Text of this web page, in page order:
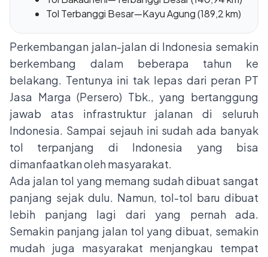
Tol Terbanggi Besar—Kayu Agung (189,2 km)
Perkembangan jalan-jalan di Indonesia semakin
berkembang dalam beberapa tahun ke
belakang. Tentunya ini tak lepas dari peran PT
Jasa Marga (Persero) Tbk., yang bertanggung
jawab atas infrastruktur jalanan di seluruh
Indonesia. Sampai sejauh ini sudah ada banyak
tol terpanjang di Indonesia yang bisa
dimanfaatkan oleh masyarakat.
Ada jalan tol yang memang sudah dibuat sangat
panjang sejak dulu. Namun, tol-tol baru dibuat
lebih panjang lagi dari yang pernah ada.
Semakin panjang jalan tol yang dibuat, semakin
mudah juga masyarakat menjangkau tempat